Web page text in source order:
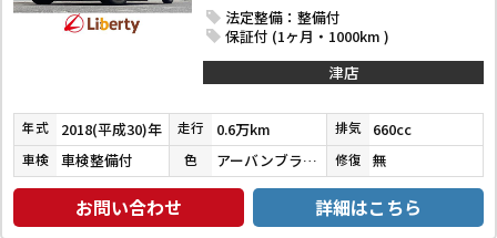
法定整備：整備付
保証付 (1ヶ月・1000km )
津店
年式 2018(平成30)年 走行 0.6万km 排気 660cc
車検 車検整備付 色 アーバンブラウンパールメタリック 修復 無
お問い合わせ 詳細はこちら